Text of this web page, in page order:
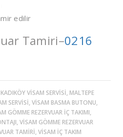
edilir
Tamiri–0216
VISAM SERVISI, MALTEPE
SERVISI, VISAM BASMA BUTONU,
GÖMME REZERVUAR IÇ TAKIMI,
VISAM GÖMME REZERVUAR
TAMIRI, VISAM IÇ TAKIM